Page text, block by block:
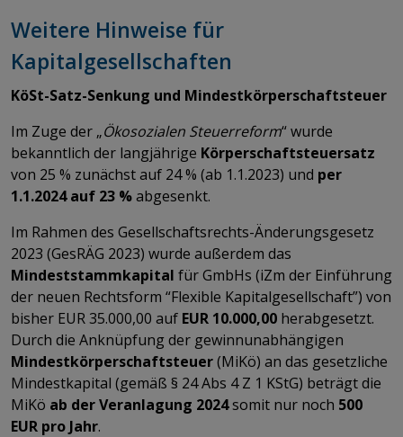
Weitere Hinweise für
Kapitalgesellschaften
KöSt-Satz-Senkung und Mindestkörperschaftsteuer
Im Zuge der „Ökosozialen Steuerreform“ wurde
bekanntlich der langjährige Körperschaftsteuersatz
von 25 % zunächst auf 24 % (ab 1.1.2023) und per
1.1.2024 auf 23 %abgesenkt.
Im Rahmen des Gesellschaftsrechts-Änderungsgesetz
2023 (GesRÄG 2023) wurde außerdem das
Mindeststammkapital für GmbHs (iZm der Einführung
der neuen Rechtsform “Flexible Kapitalgesellschaft”) von
bisher EUR 35.000,00 auf EUR 10.000,00 herabgesetzt.
Durch die Anknüpfung der gewinnunabhängigen
Mindestkörperschaftsteuer(MiKö) an das gesetzliche
Mindestkapital (gemäß § 24 Abs 4 Z 1 KStG) beträgt die
MiKö ab der Veranlagung 2024somit nur noch 500
EUR pro Jahr.